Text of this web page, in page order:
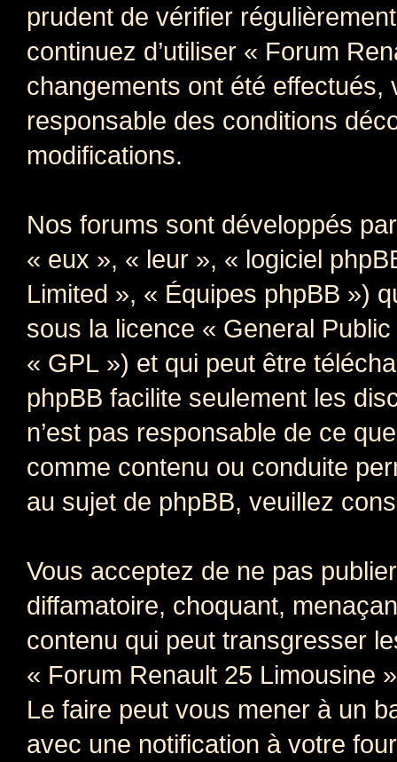
prudent de vérifier
continuez d’utiliser « Forum
changements ont été effectués,
responsable des conditions
modifications.
Nos forums sont développés
« eux », « leur », « logiciel
Limited », « Équipes phpBB »)
sous la licence « General
« GPL ») et qui peut être
phpBB facilite seulement les
n’est pas responsable de ce
comme contenu ou conduite
au sujet de phpBB, veuillez
Vous acceptez de ne pas
diffamatoire, choquant,
contenu qui peut transgresser
« Forum Renault 25 Limousine
Le faire peut vous mener à un
avec une notification à votre